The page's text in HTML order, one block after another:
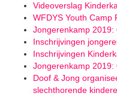
Videoverslag
WFDYS Youth Camp
Jongerenkamp 2019:
Inschrijvingen
Inschrijvingen
Jongerenkamp 2019:
Doof & Jong
slechthorende